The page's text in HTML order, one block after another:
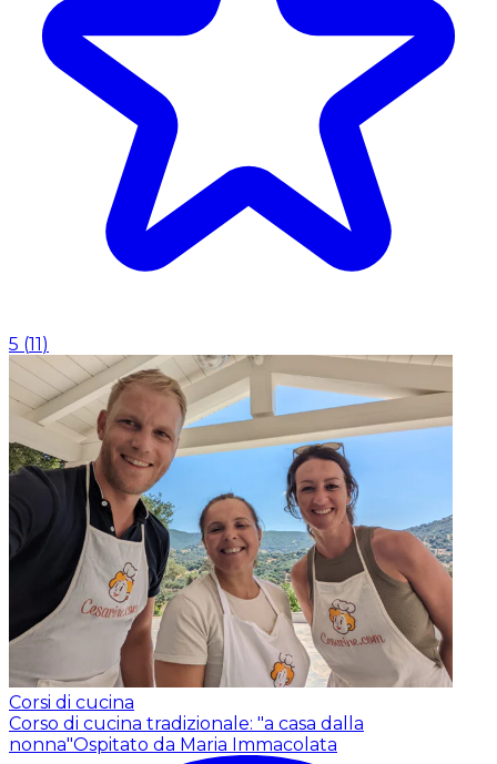
5 (11)
Corsi di cucina
Corso di cucina tradizionale: "a casa dalla
nonna"Ospitato da Maria Immacolata